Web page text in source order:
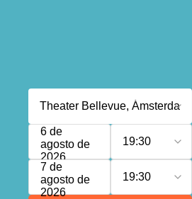
6 de
agosto de
2026
19:30
7 de
agosto de
2026
19:30